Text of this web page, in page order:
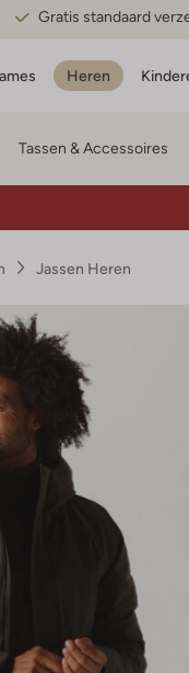
Gratis standaard
Heren
Tassen & Accessoires
Jassen Heren